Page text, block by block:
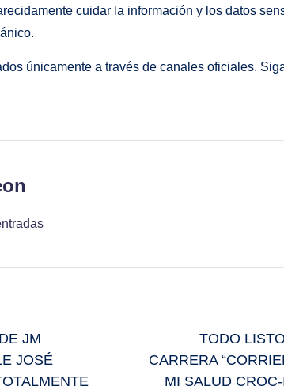
cuidar la información y los datos
únicamente a través de canales oficiales.
JM
JOSÉ
TODO
CARRERA
MI SALUD